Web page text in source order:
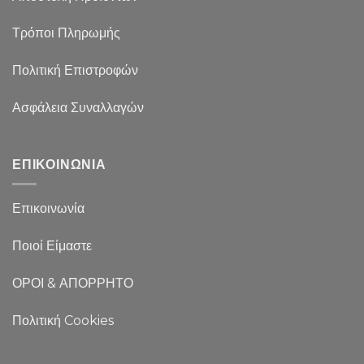
Τρόποι Πληρωμής
Πολιτική Επιστροφών
Ασφάλεια Συναλλαγών
ΕΠΙΚΟΙΝΩΝΙΑ
Επικοινωνία
Ποιοί Είμαστε
ΟΡΟΙ & ΑΠΟΡΡΗΤΟ
Πολιτική Cookies